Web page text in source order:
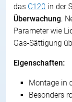
das C120 in der
Überwachung.
Parameter wie
Gas-Sättigung
Eigenschaften:
Montage in
Besonders